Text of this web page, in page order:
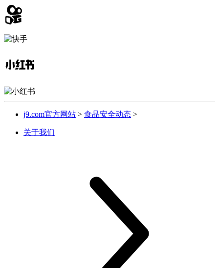
j9.com官方网站 > 食品安全动态 >
关于我们